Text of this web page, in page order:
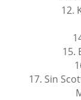
12.
15.
17. Sin